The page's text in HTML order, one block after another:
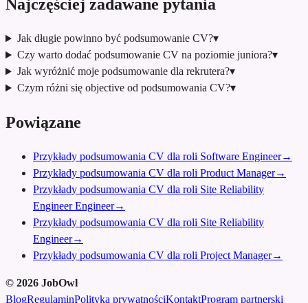
Najczęściej zadawane pytania
Jak długie powinno być podsumowanie CV?▾
Czy warto dodać podsumowanie CV na poziomie juniora?▾
Jak wyróżnić moje podsumowanie dla rekrutera?▾
Czym różni się objective od podsumowania CV?▾
Powiązane
Przykłady podsumowania CV dla roli Software Engineer→
Przykłady podsumowania CV dla roli Product Manager→
Przykłady podsumowania CV dla roli Site Reliability
Engineer Engineer→
Przykłady podsumowania CV dla roli Site Reliability
Engineer→
Przykłady podsumowania CV dla roli Project Manager→
© 2026 JobOwl
BlogRegulaminPolityka prywatnościKontaktProgram partnerski